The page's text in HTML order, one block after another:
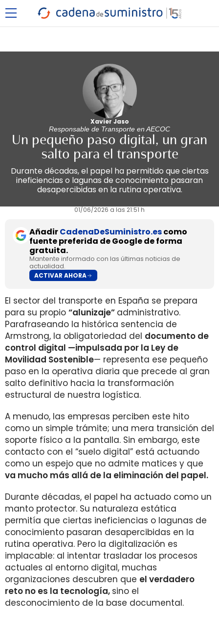
Xavier Jaso
Responsable de Transporte en AECOC
Un pequeño paso digital, un gran
salto para el transporte
Durante décadas, el papel ha permitido que ciertas
ineficiencias o lagunas de conocimiento pasaran
desapercibidas en la rutina operativa.
01/06/2026 a las 21:51 h
AñadirCadenaDeSuministro.escomo
fuente preferida de Google de forma
gratuita.
Mantente informado con las últimas noticias de
actualidad.
ACTIVAR AHORA
El sector del transporte en España se prepara
para su propio “alunizaje” administrativo.
Parafraseando la histórica sentencia de
Armstrong, la obligatoriedad del documento de
control digital —impulsada por la Ley de
Movilidad Sostenible— representa ese pequeño
paso en la operativa diaria que precede al gran
salto definitivo hacia la transformación
estructural de nuestra logística.
A menudo, las empresas perciben este hito
como un simple trámite; una mera transición del
soporte físico a la pantalla. Sin embargo, este
contacto con el “suelo digital” está actuando
como un espejo que no admite matices y que
va mucho más allá de la eliminación del papel.
Durante décadas, el papel ha actuado como un
manto protector. Su naturaleza estática
permitía que ciertas ineficiencias o lagunas de
conocimiento pasaran desapercibidas en la
rutina operativa. Pero la digitalización es
implacable: al intentar trasladar los procesos
actuales al entorno digital, muchas
organizaciones descubren que el verdadero
reto no es la tecnología, sino el
desconocimiento de la base documental.